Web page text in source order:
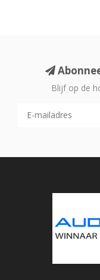
Blijf op de